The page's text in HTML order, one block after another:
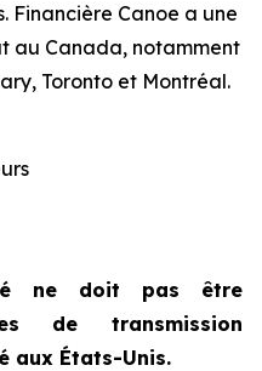
Financière Canoe a une
au Canada, notamment
Toronto et Montréal.
ne doit pas être
de transmission
aux États-Unis.